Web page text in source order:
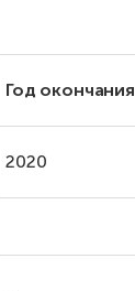
Год окончания
2020